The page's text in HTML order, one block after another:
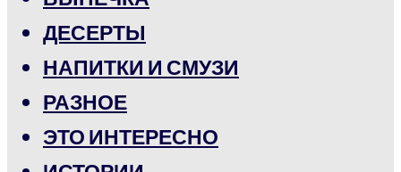
ДЕСЕРТЫ
НАПИТКИ И СМУЗИ
РАЗНОЕ
ЭТО ИНТЕРЕСНО